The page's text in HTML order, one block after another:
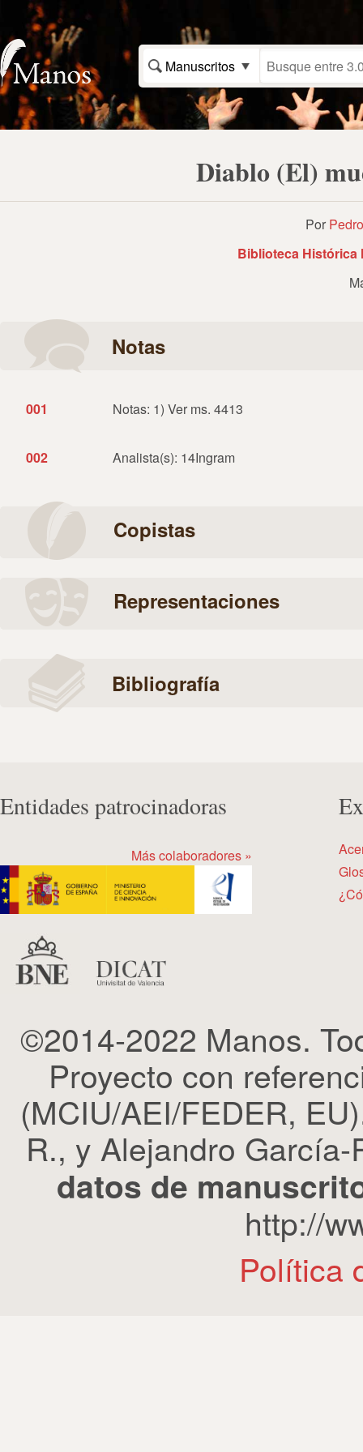
Manuscritos
Diablo (El)
Por
Biblioteca Histórica
Notas
001 Notas: 1) Ver ms. 4413
002 Analista(s): 14Ingram
Copistas
Representaciones
Bibliografía
Entidades patrocinadoras
Más colaboradores »
©2014-2022 Manos.
Proyecto con
(MCIU/AEI/FEDER,
R., y Alejandro
datos de
http://
Política